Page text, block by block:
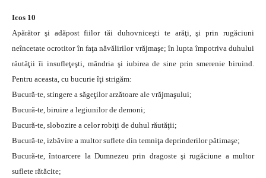
Icos 10
Apărător şi adăpost fiilor tăi duhovniceşti te arăţi, şi prin rugăciuni
neîncetate ocrotitor în faţa năvălirilor vrăjmaşe; în lupta împotriva duhului
răutăţii îi insufleţeşti, mândria şi iubirea de sine prin smerenie biruind.
Pentru aceasta, cu bucurie îţi strigăm:
Bucură-te, stingere a săgeţilor arzătoare ale vrăjmaşului;
Bucură-te, biruire a legiunilor de demoni;
Bucură-te, slobozire a celor robiţi de duhul răutăţii;
Bucură-te, izbăvire a multor suflete din temniţa deprinderilor pătimaşe;
Bucură-te, întoarcere la Dumnezeu prin dragoste şi rugăciune a multor
suflete rătăcite;